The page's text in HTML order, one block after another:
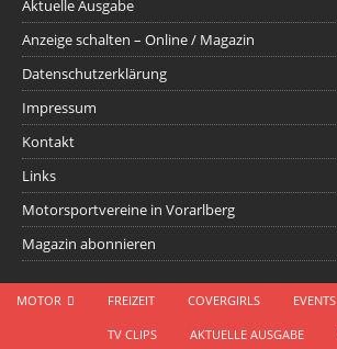
Aktuelle Ausgabe
Anzeige schalten – Online / Magazin
Datenschutzerklärung
Impressum
Kontakt
Links
Motorsportvereine in Vorarlberg
Magazin abonnieren
MOTOR FREIZEIT COVERGIRLS EVENTS
TV CLIPS AKTUELLE AUSGABE